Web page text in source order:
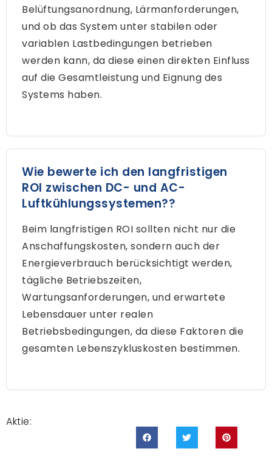
Belüftungsanordnung, Lärmanforderungen,
und ob das System unter stabilen oder
variablen Lastbedingungen betrieben
werden kann, da diese einen direkten Einfluss
auf die Gesamtleistung und Eignung des
Systems haben.
Wie bewerte ich den langfristigen
ROI zwischen DC- und AC-
Luftkühlungssystemen??
Beim langfristigen ROI sollten nicht nur die
Anschaffungskosten, sondern auch der
Energieverbrauch berücksichtigt werden,
tägliche Betriebszeiten,
Wartungsanforderungen, und erwartete
Lebensdauer unter realen
Betriebsbedingungen, da diese Faktoren die
gesamten Lebenszykluskosten bestimmen.
Aktie: